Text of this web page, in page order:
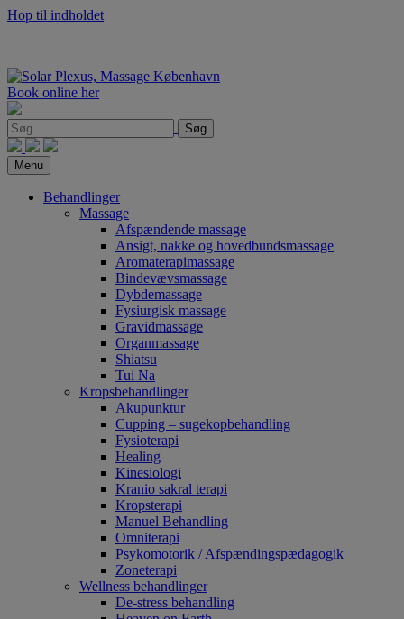
Hop til indholdet
Book online her
Søg
Menu
Behandlinger
Massage
Afspændende massage
Ansigt, nakke og hovedbundsmassage
Aromaterapimassage
Bindevævsmassage
Dybdemassage
Fysiurgisk massage
Gravidmassage
Organmassage
Shiatsu
Tui Na
Kropsbehandlinger
Akupunktur
Cupping – sugekopbehandling
Fysioterapi
Healing
Kinesiologi
Kranio sakral terapi
Kropsterapi
Manuel Behandling
Omniterapi
Psykomotorik / Afspændingspædagogik
Zoneterapi
Wellness behandlinger
De-stress behandling